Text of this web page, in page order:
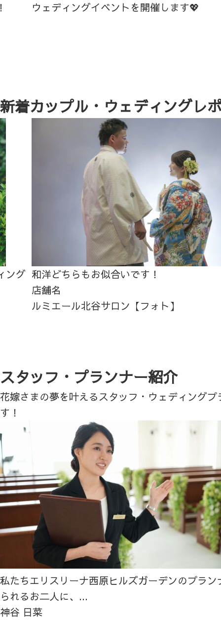
ウェディングイベントを開催します💖
新着カップル・ウェディングレ
ング 和洋どちらもお似合いです！
店舗名
ルミエール北谷サロン【フォト】
スタッフ・プランナー紹介
花嫁さまの夢を叶えるスタッフ・ウェディング
す！
私たちエリスリーナ西原ヒルズガーデンのプラ
られるお二人に、...
神谷 日菜